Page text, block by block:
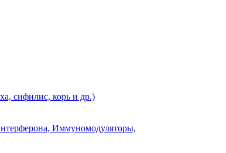
сифилис, корь и др.)
Иммуномодуляторы,